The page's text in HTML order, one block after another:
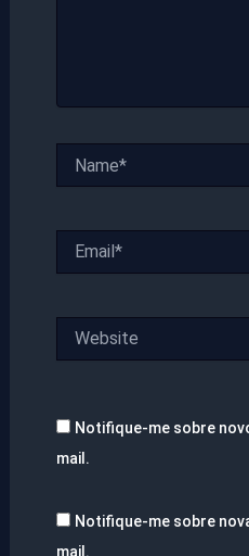
Notifique-me sobre
mail.
Notifique-me sobre
mail.